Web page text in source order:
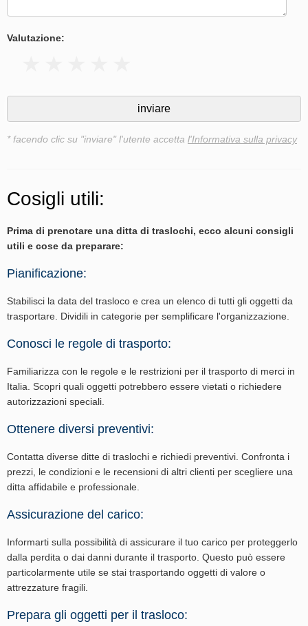
Valutazione:
* facendo clic su "inviare" l'utente accetta l'Informativa sulla privacy
Cosigli utili:
Prima di prenotare una ditta di traslochi, ecco alcuni consigli
utili e cose da preparare:
Pianificazione:
Stabilisci la data del trasloco e crea un elenco di tutti gli oggetti da
trasportare. Dividili in categorie per semplificare l'organizzazione.
Conosci le regole di trasporto:
Familiarizza con le regole e le restrizioni per il trasporto di merci in
Italia. Scopri quali oggetti potrebbero essere vietati o richiedere
autorizzazioni speciali.
Ottenere diversi preventivi:
Contatta diverse ditte di traslochi e richiedi preventivi. Confronta i
prezzi, le condizioni e le recensioni di altri clienti per scegliere una
ditta affidabile e professionale.
Assicurazione del carico:
Informarti sulla possibilità di assicurare il tuo carico per proteggerlo
dalla perdita o dai danni durante il trasporto. Questo può essere
particolarmente utile se stai trasportando oggetti di valore o
attrezzature fragili.
Prepara gli oggetti per il trasloco: